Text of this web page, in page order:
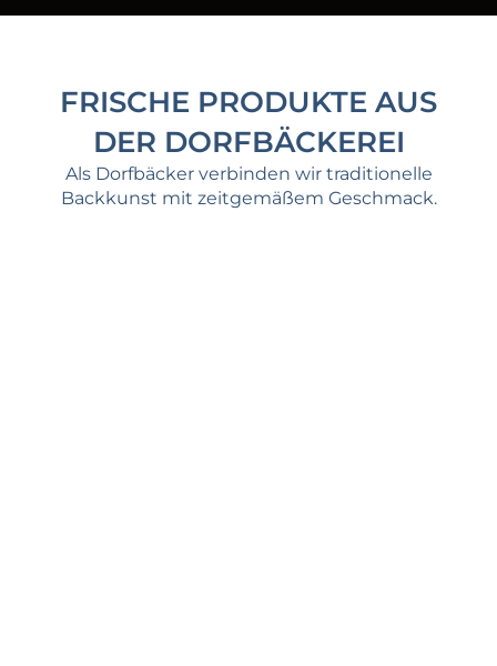
FRISCHE PRODUKTE AUS
DER DORFBÄCKEREI
Als Dorfbäcker verbinden wir traditionelle
Backkunst mit zeitgemäßem Geschmack.